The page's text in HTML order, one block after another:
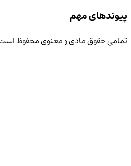
پیوندهای مهم
تمامی حقوق مادی و معنوی محفوظ است.